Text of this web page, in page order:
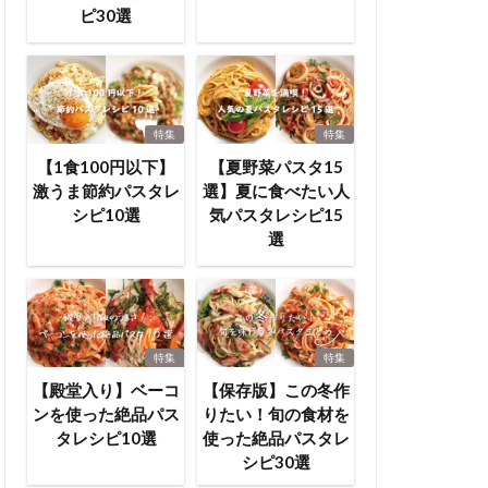
ピ30選
特集
【1食100円以下】
激うま節約パスタレ
シピ10選
特集
【夏野菜パスタ15
選】夏に食べたい人
気パスタレシピ15
選
特集
【殿堂入り】ベーコ
ンを使った絶品パス
タレシピ10選
特集
【保存版】この冬作
りたい！旬の食材を
使った絶品パスタレ
シピ30選